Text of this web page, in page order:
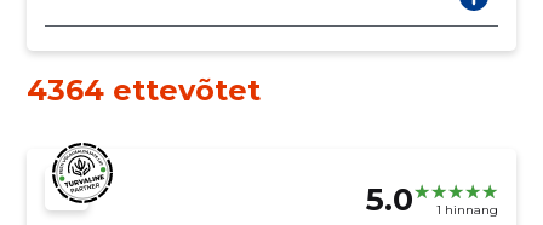
4364 ettevõtet
5.0 1 hinnang